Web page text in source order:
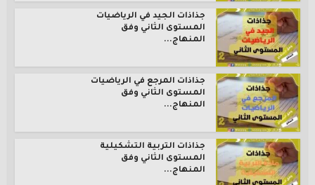
جذاذات الجيد في الرياضيات
المستوى الثاني وفق
المنهاج...
جذاذات المرجع في الرياضيات
المستوى الثاني وفق
المنهاج...
جذاذات التربية التشكيلية
المستوى الثاني وفق
المنهاج...